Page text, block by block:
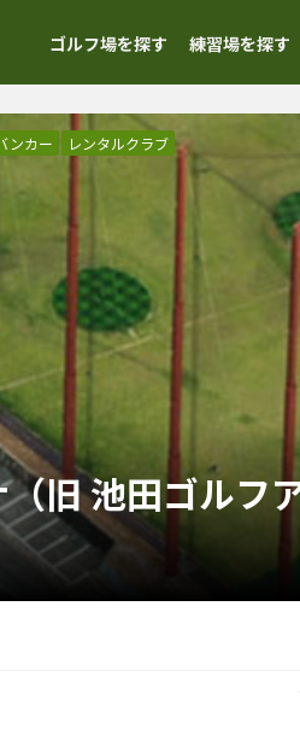
ゴルフ場を探す 練習場を探す
ンカー レンタルクラブ
旧 池田ゴルフ